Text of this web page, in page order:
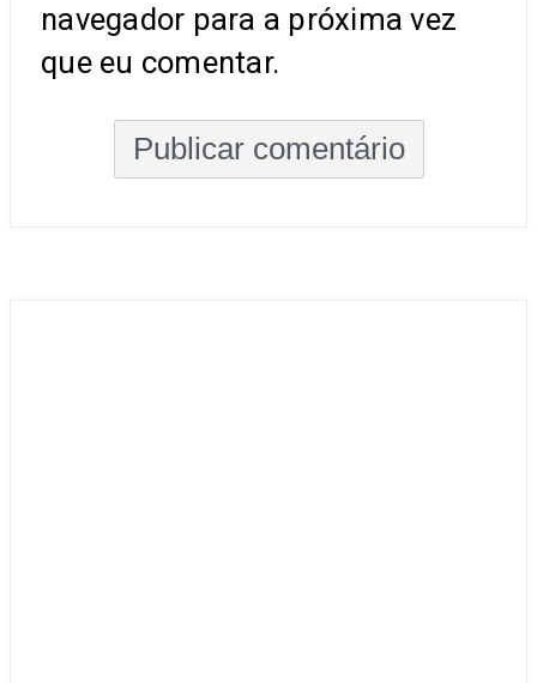
navegador para a próxima vez
que eu comentar.